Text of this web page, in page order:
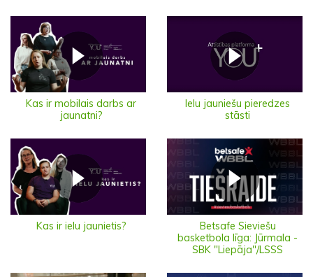
Kas ir mobilais darbs ar
jaunatni?
Ielu jauniešu pieredzes
stāsti
Kas ir ielu jaunietis?
Betsafe Sieviešu
basketbola līga: Jūrmala -
SBK "Liepāja"/LSSS